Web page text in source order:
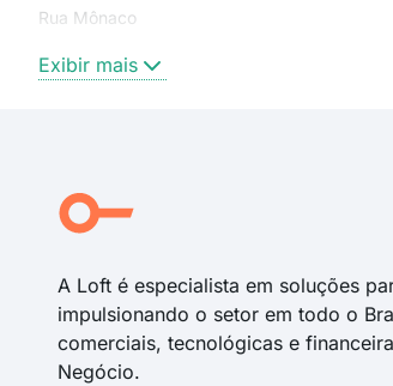
Rua Mônaco
Rua Carlos Tomereli de Souza
Rua Cônego André Pieroni
Rua Braz Forestieri
Exibir mais
A Loft é especialista em soluções
impulsionando o setor em todo o
comerciais, tecnológicas e
Negócio.